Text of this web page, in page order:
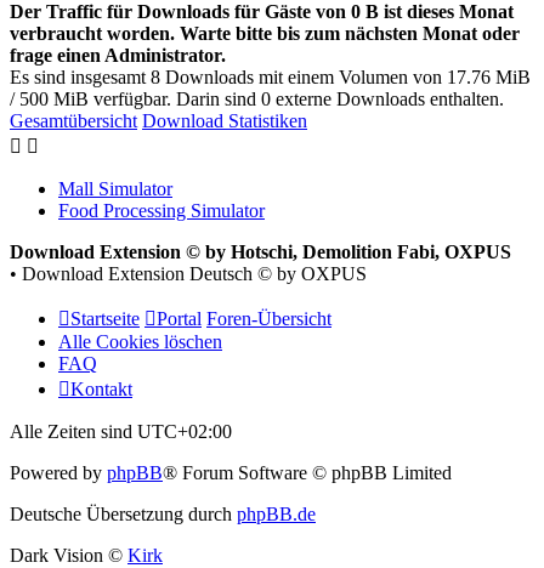
Der Traffic für Downloads für Gäste von 0 B ist dieses Monat
verbraucht worden. Warte bitte bis zum nächsten Monat oder
frage einen Administrator.
Es sind insgesamt 8 Downloads mit einem Volumen von 17.76 MiB
/ 500 MiB verfügbar. Darin sind 0 externe Downloads enthalten.
Gesamtübersicht Download Statistiken
Mall Simulator
Food Processing Simulator
Download Extension © by Hotschi, Demolition Fabi, OXPUS
• Download Extension Deutsch © by OXPUS
Startseite Portal Foren-Übersicht
Alle Cookies löschen
FAQ
Kontakt
Alle Zeiten sind UTC+02:00
Powered by phpBB® Forum Software © phpBB Limited
Deutsche Übersetzung durch phpBB.de
Dark Vision © Kirk